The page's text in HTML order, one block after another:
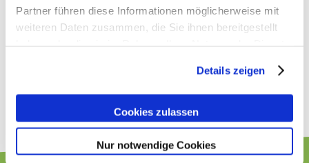
Partner führen diese Informationen möglicherweise mit
weiteren Daten zusammen, die Sie ihnen bereitgestellt
Details zeigen
Cookies zulassen
Nur notwendige Cookies